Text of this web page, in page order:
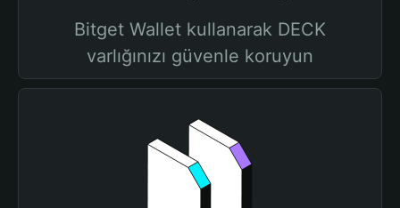
Bitget Wallet kullanarak DECK
varlığınızı güvenle koruyun